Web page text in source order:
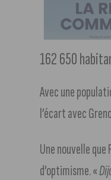
162 650
Avec une
l’écart avec
Une nouvelle
d’optimisme. «